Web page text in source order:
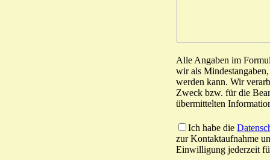
Alle Angaben im
wir als
werden kann. Wir
Zweck bzw. für die
übermittelten
Ich habe die
zur Kontaktaufnahme
Einwilligung jederzeit